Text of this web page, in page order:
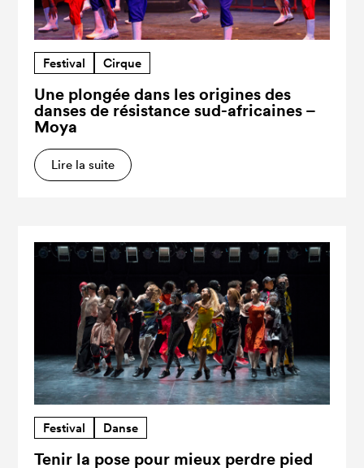
Festival Cirque
Une plongée dans les origines des
danses de résistance sud-africaines –
Moya
Lire la suite
Festival Danse
Tenir la pose pour mieux perdre pied